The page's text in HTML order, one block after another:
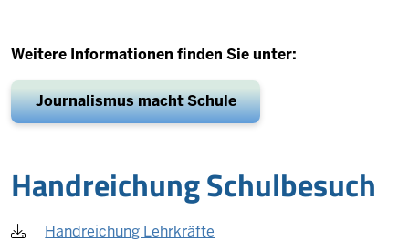
Weitere Informationen finden Sie unter:
Journalismus macht Schule
Hand­reichung Schul­besuch
Handreichung Lehrkräfte